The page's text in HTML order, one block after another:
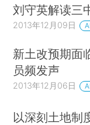
刘守英解读三
2013年12月09日
新土改预期面
员频发声
2013年12月06日
以深刻土地制